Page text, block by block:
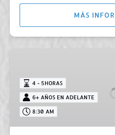
MÁS
Natural
Pool
Cuevas
4 - 5HORAS
6+ AÑOS EN ADELANTE
8:30 AM